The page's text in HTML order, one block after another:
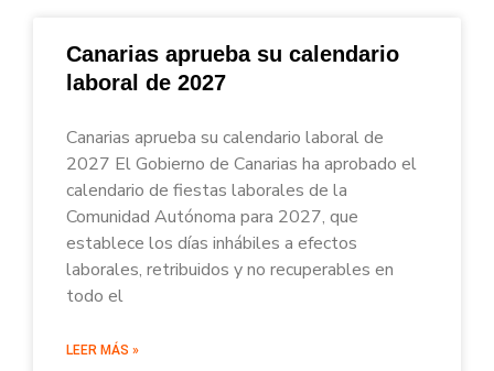
Canarias aprueba su calendario
laboral de 2027
Canarias aprueba su calendario laboral de
2027 El Gobierno de Canarias ha aprobado el
calendario de fiestas laborales de la
Comunidad Autónoma para 2027, que
establece los días inhábiles a efectos
laborales, retribuidos y no recuperables en
todo el
LEER MÁS »